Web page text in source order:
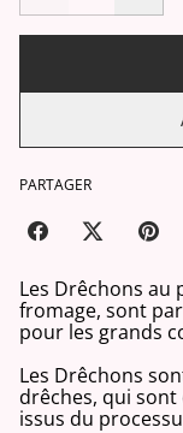
PARTAGER
Les Drêchons au
fromage, sont
pour les grands
Les Drêchons
drêches, qui sont
issus du